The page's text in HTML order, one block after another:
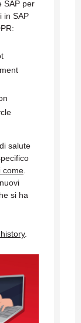
SAP per
in SAP
salute
come
si ha
.